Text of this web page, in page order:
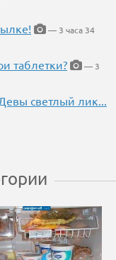
— 3 часа 34
таблетки?
— 3
светлый лик...